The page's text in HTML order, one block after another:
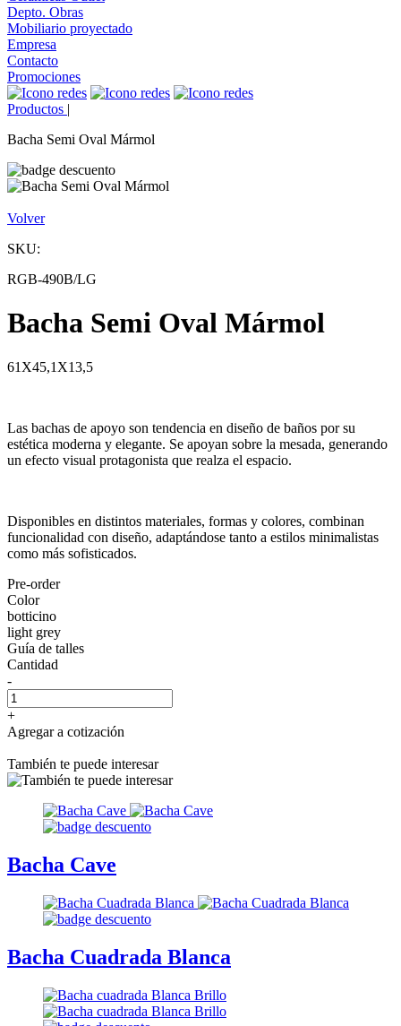
Depto. Obras
Mobiliario proyectado
Empresa
Contacto
Promociones
Productos |
Bacha Semi Oval Mármol
Volver
SKU:
RGB-490B/LG
Bacha Semi Oval Mármol
61X45,1X13,5
Las bachas de apoyo son tendencia en diseño de baños por su
estética moderna y elegante. Se apoyan sobre la mesada, generando
un efecto visual protagonista que realza el espacio.
Disponibles en distintos materiales, formas y colores, combinan
funcionalidad con diseño, adaptándose tanto a estilos minimalistas
como más sofisticados.
Pre-order
Color
botticino
light grey
Guía de talles
Cantidad
-
+
Agregar a cotización
También te puede interesar
Bacha Cave
Bacha Cuadrada Blanca